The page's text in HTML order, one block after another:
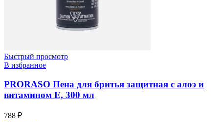
Быстрый просмотр
В избранное
PRORASO Пена для бритья защитная с алоэ и
витамином Е, 300 мл
788 ₽